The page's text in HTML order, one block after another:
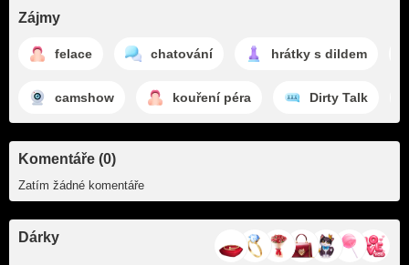
Zájmy
felace chatování hrátky s dildem
camshow kouření péra Dirty Talk
Komentáře (0)
Zatím žádné komentáře
Dárky